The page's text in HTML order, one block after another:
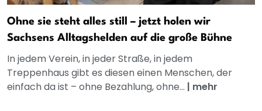
Ohne sie steht alles still – jetzt holen wir
Sachsens Alltagshelden auf die große Bühne
In jedem Verein, in jeder Straße, in jedem
Treppenhaus gibt es diesen einen Menschen, der
einfach da ist – ohne Bezahlung, ohne... | mehr